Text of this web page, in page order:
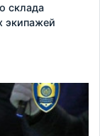
склада
экипажей